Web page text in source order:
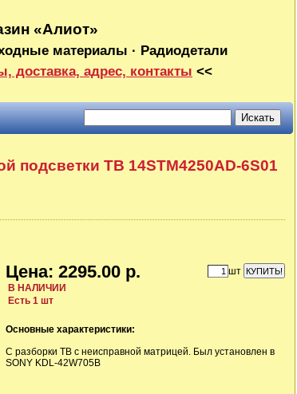
«Алиот»
материалы · Радиодетали
доставка, адрес, контакты <<
подсветки ТВ 14STM4250AD-6S01
Цена: 2295.00 р.
В НАЛИЧИИ
Есть 1 шт
шт
Основные характеристики:
С разборки ТВ с неисправной матрицей. Был установлен в
SONY KDL-42W705B